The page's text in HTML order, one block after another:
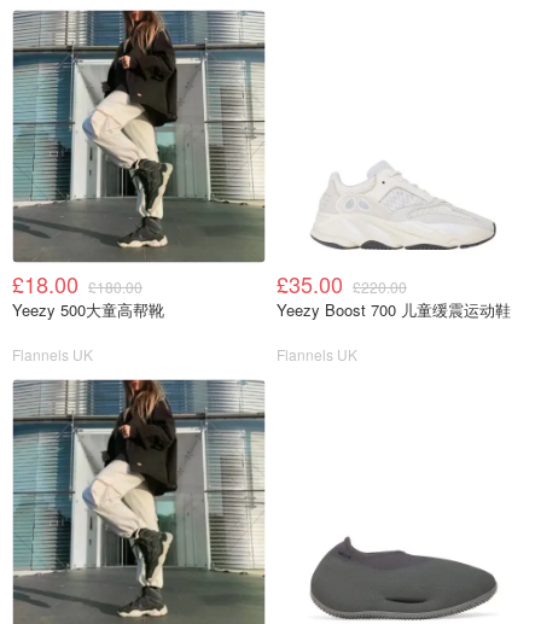
£18.00 £180.00
Yeezy 500大童高帮靴
Flannels UK
£35.00 £220.00
Yeezy Boost 700 儿童缓震运动鞋
Flannels UK